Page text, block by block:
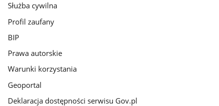
Służba cywilna
Profil zaufany
BIP
Prawa autorskie
Warunki korzystania
Geoportal
Deklaracja dostępności serwisu Gov.pl